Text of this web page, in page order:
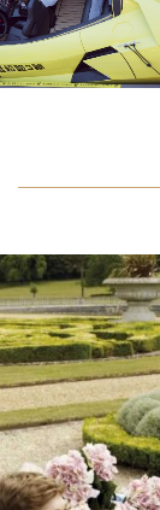
瀏覽攝影作品